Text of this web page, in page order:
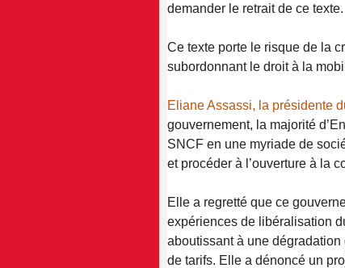
demander le retrait de ce texte.
Ce texte porte le risque de la
subordonnant le droit à la
Eliane Assassi, la présidente
gouvernement, la majorité
SNCF en une myriade de
et procéder à l’ouverture à la
Elle a regretté que ce
expériences de libéralisation
aboutissant à une
de tarifs. Elle a dénoncé un